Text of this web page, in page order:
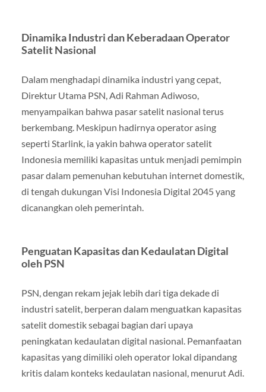
Dinamika Industri dan Keberadaan Operator
Satelit Nasional
Dalam menghadapi dinamika industri yang cepat,
Direktur Utama PSN, Adi Rahman Adiwoso,
menyampaikan bahwa pasar satelit nasional terus
berkembang. Meskipun hadirnya operator asing
seperti Starlink, ia yakin bahwa operator satelit
Indonesia memiliki kapasitas untuk menjadi pemimpin
pasar dalam pemenuhan kebutuhan internet domestik,
di tengah dukungan Visi Indonesia Digital 2045 yang
dicanangkan oleh pemerintah.
Penguatan Kapasitas dan Kedaulatan Digital
oleh PSN
PSN, dengan rekam jejak lebih dari tiga dekade di
industri satelit, berperan dalam menguatkan kapasitas
satelit domestik sebagai bagian dari upaya
peningkatan kedaulatan digital nasional. Pemanfaatan
kapasitas yang dimiliki oleh operator lokal dipandang
kritis dalam konteks kedaulatan nasional, menurut Adi.